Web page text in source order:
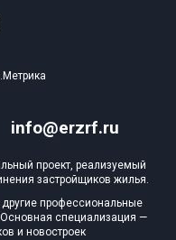
info@erzrf.ru
проект, реализуемый
застройщиков жилья.
профессиональные
специализация —
и новостроек